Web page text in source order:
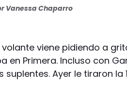
Vanessa Chaparro
viene pidiendo a
en Primera. Incluso con
suplentes. Ayer le tiraron la